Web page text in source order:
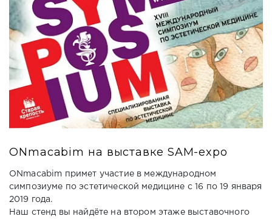
СЕМИНАРЫ
ВЕБИНАРЫ
РЕЗУЛЬТАТЫ ДО/ПОСЛЕ
НОВОСТИ
СТАТЬИ
ДОСТАВКА
КОНТАКТЫ
ONmacabim на выставке SAM-expo
ONmacabim примет участие в международном
симпозиуме по эстетической медицине с 16 по 19 января
2019 года.
Наш стенд вы найдёте на втором этаже выставочного